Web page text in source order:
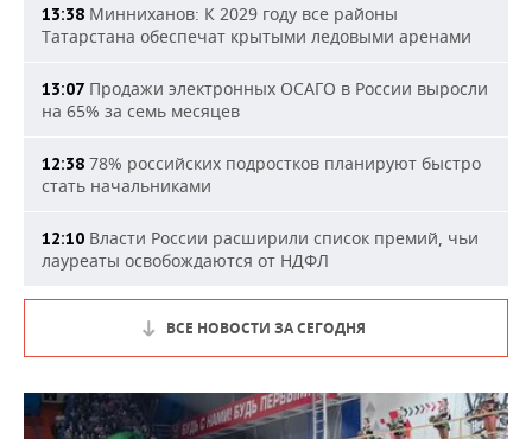
13:38 Минниханов: К 2029 году все районы
Татарстана обеспечат крытыми ледовыми аренами
13:07 Продажи электронных ОСАГО в России выросли
на 65% за семь месяцев
12:38 78% российских подростков планируют быстро
стать начальниками
12:10 Власти России расширили список премий, чьи
лауреаты освобождаются от НДФЛ
ВСЕ НОВОСТИ ЗА СЕГОДНЯ